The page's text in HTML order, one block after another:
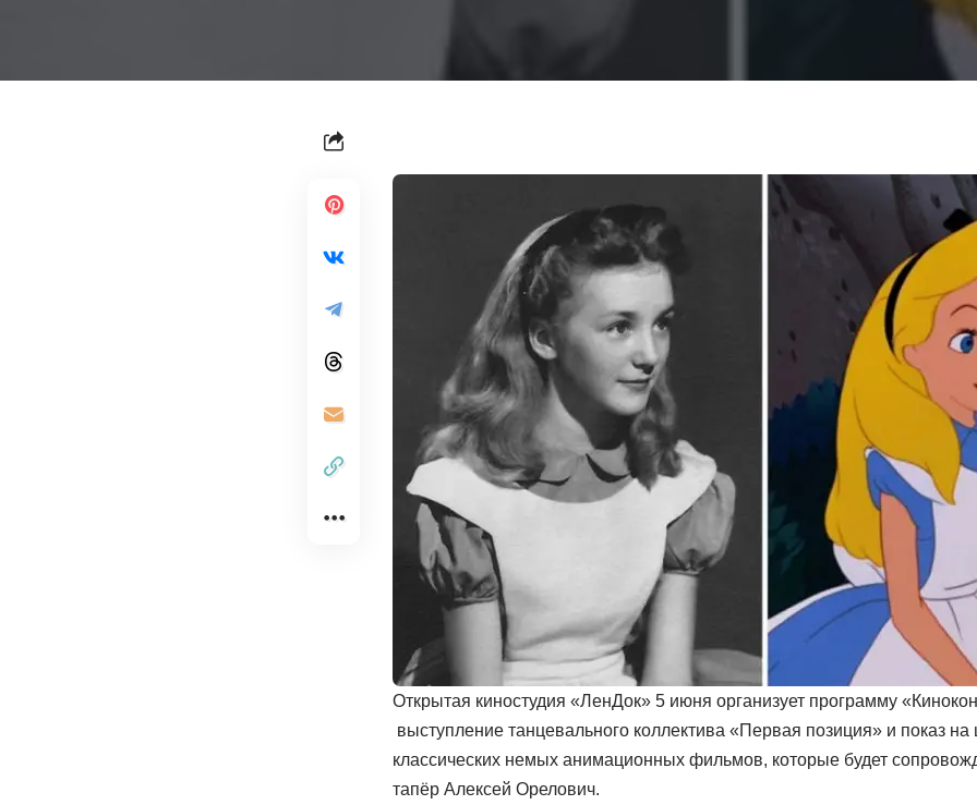
Открытая киностудия «ЛенДок» 5 июня организует программу
выступление танцевального коллектива «Первая позиция» и показ
классических немых анимационных фильмов, которые будет
тапёр Алексей Орелович.